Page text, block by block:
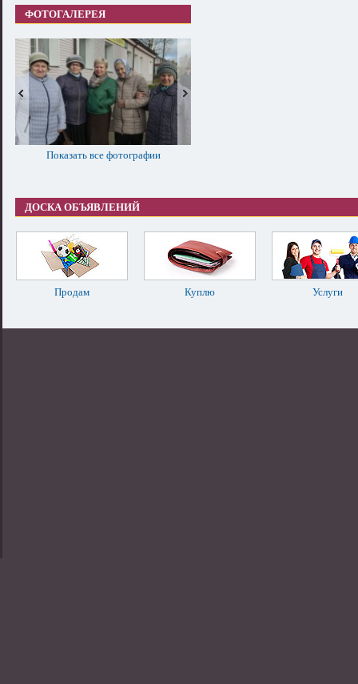
ФОТОГАЛЕРЕЯ
Показать все фотографии
ДОСКА ОБЪЯВЛЕНИЙ
Продам Куплю Услуги